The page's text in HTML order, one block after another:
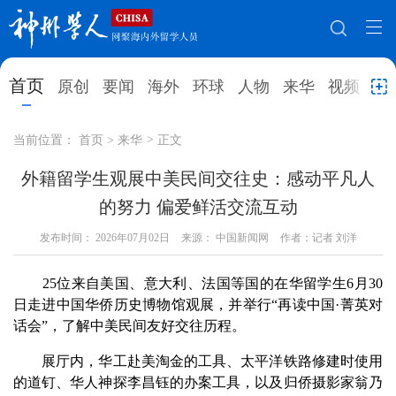
首页 原创 要闻 海外 环球 人物 来华 视频 教
网站地图
首页 原创
环球 人物 来华 视频
就业创业 合作办学
综合 深度 专题 实用信息
招聘信息 更多数据
当前位置： 首页 > 来华 > 正文
外籍留学生观展中美民间交往史：感动平凡人
的努力 偏爱鲜活交流互动
发布时间： 2026年07月02日 来源： 中国新闻网 作者：记者 刘洋
25位来自美国、意大利、法国等国的在华留学生6月30
日走进中国华侨历史博物馆观展，并举行“再读中国·菁英对
话会”，了解中美民间友好交往历程。
展厅内，华工赴美淘金的工具、太平洋铁路修建时使用
的道钉、华人神探李昌钰的办案工具，以及归侨摄影家翁乃